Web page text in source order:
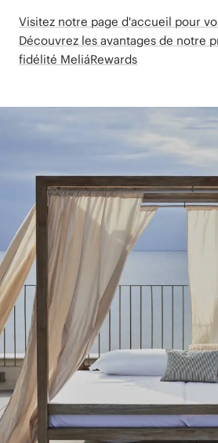
Visitez notre page d'accueil pour
Découvrez les avantages de notre
fidélité MeliáRewards